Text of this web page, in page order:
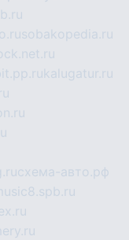
sobakopedia.ru
kalugatur.ru
схема-авто.рф